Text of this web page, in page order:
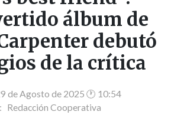
álbum de
debutó
de la crítica
de Agosto de 2025 🕐 10:54
Redacción Cooperativa